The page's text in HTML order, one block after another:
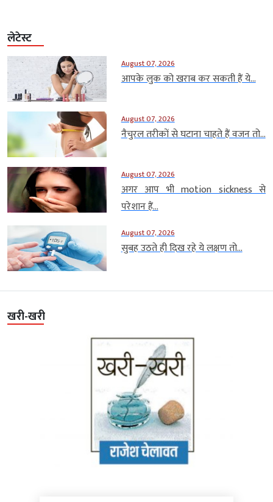
लेटेस्ट
August 07, 2026
आपके लुक को खराब कर सकती हैं ये...
August 07, 2026
नैचुरल तरीकों से घटाना चाहते हैं वजन तो...
August 07, 2026
अगर आप भी motion sickness से
परेशान हैं...
August 07, 2026
सुबह उठते ही दिख रहे ये लक्षण तो...
खरी-खरी